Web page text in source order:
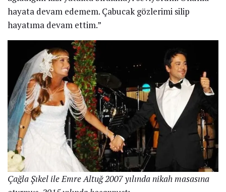
Mecnun’un ‘Leyla’sı diğerine âşık
18 NISAN 2022
Çağla Şıkel: Kırılma anım
babamın vefatı
by Spor Haber 25 Şubat 2022